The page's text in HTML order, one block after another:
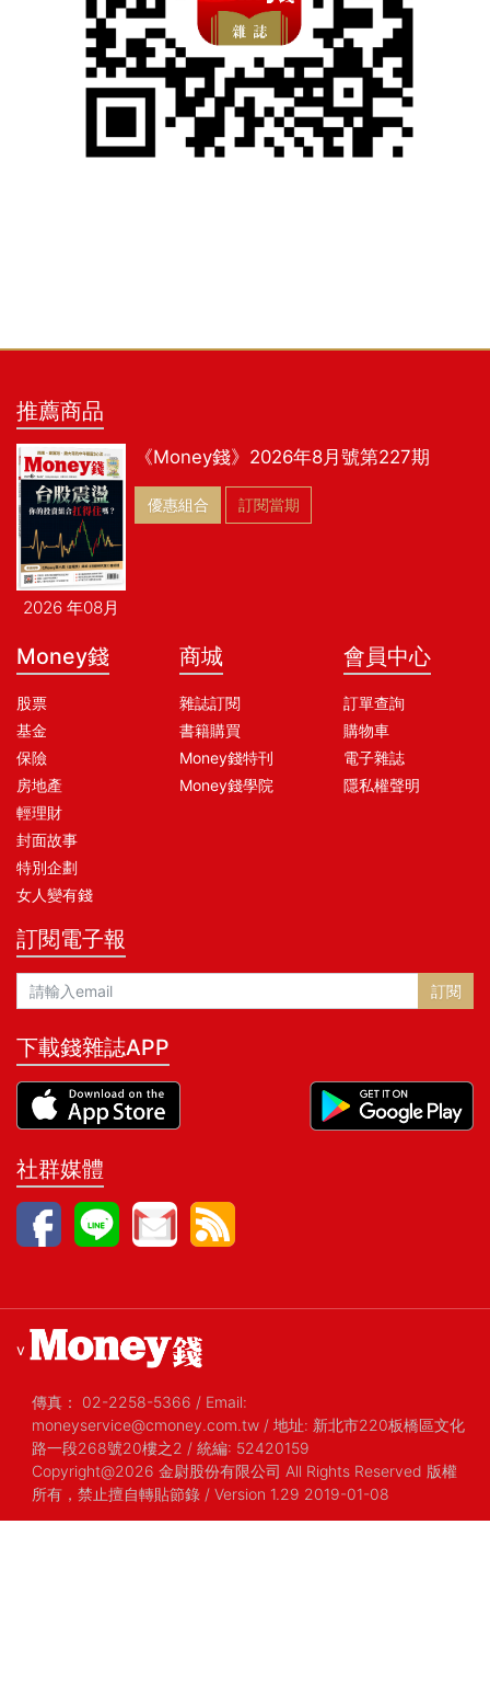
推薦商品
2026 年08月
《Money錢》2026年8月號第227期
優惠組合 訂閱當期
Money錢
股票
基金
保險
房地產
輕理財
封面故事
特別企劃
女人變有錢
商城
雜誌訂閱
書籍購買
Money錢特刊
Money錢學院
會員中心
訂單查詢
購物車
電子雜誌
隱私權聲明
訂閱電子報
訂閱
下載錢雜誌APP
社群媒體
v
傳真： 02-2258-5366 / Email:
moneyservice@cmoney.com.tw / 地址: 新北市220板橋區文化
路一段268號20樓之2 / 統編: 52420159
Copyright@2026 金尉股份有限公司 All Rights Reserved 版權
所有，禁止擅自轉貼節錄 / Version 1.29 2019-01-08